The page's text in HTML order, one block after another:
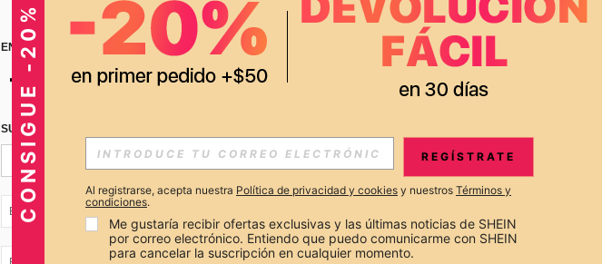
ENCUÉNTRANOS EN APP
SUSCRÍBETE PARA RECIBIR OFERTAS EXCLUSIVAS, PROMOCIONES Y NOTICIAS DE SHEIN
Suscribir
EC + 593
CONSIGUE -20% REGÍSTRATE
Al registrarse, acepta nuestra Política de privacidad y cookies y nuestros Términos y
condiciones.
Me gustaría recibir ofertas exclusivas y las últimas noticias de SHEIN
por correo electrónico. Entiendo que puedo comunicarme con SHEIN
para cancelar la suscripción en cualquier momento.